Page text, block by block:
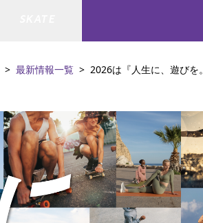
トップス
バッグ
メンズ水着/ラッシュガード
ウェットスーツ
キッズサーフィン
GO サーフセット
バインディング
スノーボードウェア
キッズスノーボード
キッズスケートボード
スケートボードメンテナンスグッ
最新情報一覧 2026は『人生に、遊びを